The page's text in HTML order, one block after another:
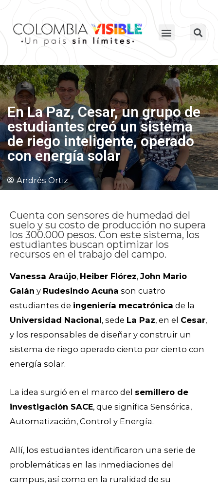
En La Paz, Cesar, un grupo de
estudiantes creó un sistema
de riego inteligente, operado
con energía solar
Andrés Ortiz
Cuenta con sensores de humedad del
suelo y su costo de producción no supera
los 300.000 pesos. Con este sistema, los
estudiantes buscan optimizar los
recursos en el trabajo del campo.
Vanessa Araújo, Heiber Flórez, John Mario
Galán y Rudesindo Acuña son cuatro
estudiantes de ingeniería mecatrónica de la
Universidad Nacional, sede La Paz, en el Cesar,
y los responsables de diseñar y construir un
sistema de riego operado ciento por ciento con
energía solar.
La idea surgió en el marco del semillero de
investigación SACE, que significa Sensórica,
Automatización, Control y Energía.
Allí, los estudiantes identificaron una serie de
problemáticas en las inmediaciones del
campus, así como en la ruralidad de su